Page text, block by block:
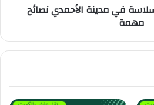
في مدينة الأحمدي نصائح
مهمة